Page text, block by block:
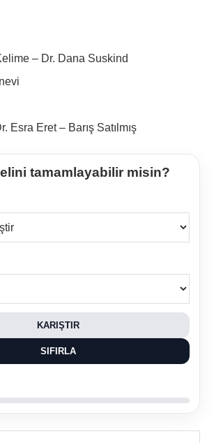
– Dr. Dana Suskind
Esra Eret – Barış Satılmış
tamamlayabilir misin?
KARIŞTIR
SIFIRLA